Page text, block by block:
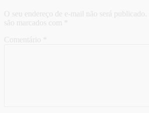
O seu endereço de e-mail não será publicado.
são marcados com
Comentário